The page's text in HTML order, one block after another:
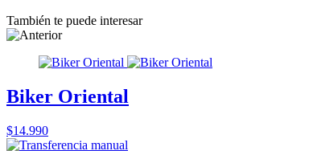
También te puede interesar
Biker Oriental
$14.990